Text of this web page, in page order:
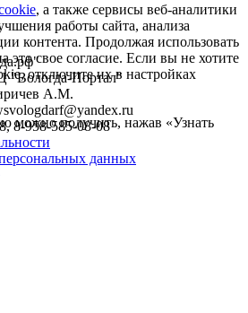
Портал"
А.М.
8-958-585-08-08
данных
, а также сервисы веб-аналитики
работы сайта, анализа
контента. Продолжая использовать
это свое согласие. Если вы не хотите
отключите их в настройках
можно получить, нажав «Узнать